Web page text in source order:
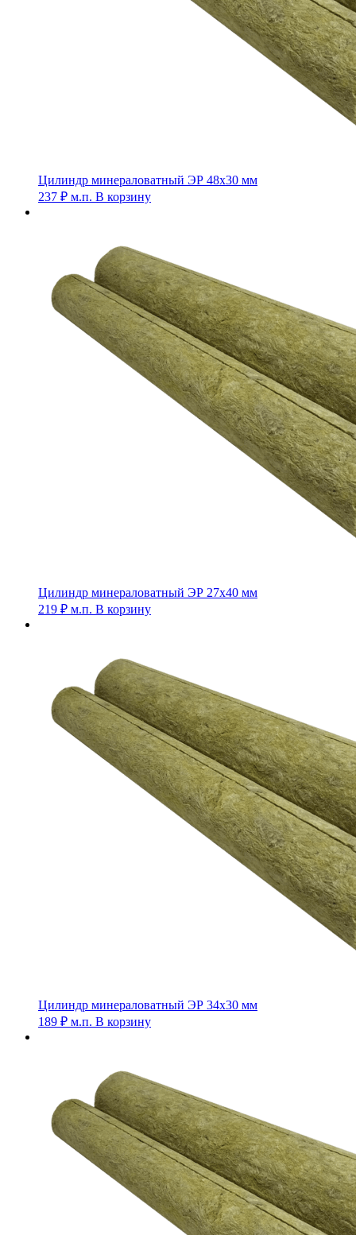
Цилиндр минераловатный ЭР 48х30 мм
237 ₽ м.п. В корзину
Цилиндр минераловатный ЭР 27х40 мм
219 ₽ м.п. В корзину
Цилиндр минераловатный ЭР 34х30 мм
189 ₽ м.п. В корзину